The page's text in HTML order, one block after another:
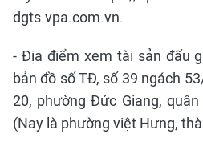
dgts.vpa.com.vn.
- Địa điểm xem tài sản đấu
bản đồ số TĐ, số 39 ngách
20, phường Đức Giang,
(Nay là phường việt Hưng,